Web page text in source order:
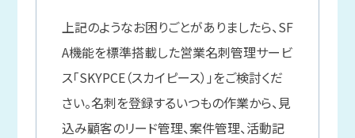
上記のようなお困りごとがありましたら、SF
A機能を標準搭載した営業名刺管理サービ
ス「SKYPCE（スカイピース）」をご検討くだ
さい。名刺を登録するいつもの作業から、見
込み顧客のリード管理、案件管理、活動記